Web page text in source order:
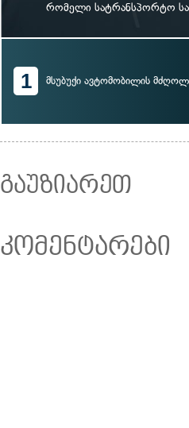
რომელი სატრანსპორტო
1 მსუბუქი ავტომობილის
გაუზიარეთ
კომენტარები